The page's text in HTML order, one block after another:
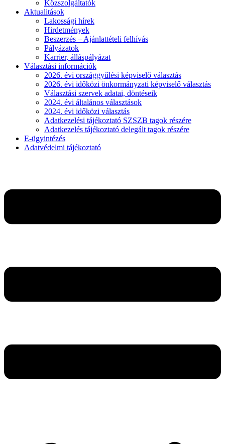
Közszolgáltatók
Aktualitások
Lakossági hírek
Hirdetmények
Beszerzés – Ajánlattételi felhívás
Pályázatok
Karrier, álláspályázat
Választási információk
2026. évi országgyűlési képviselő választás
2026. évi időközi önkormányzati képviselő választás
Választási szervek adatai, döntéseik
2024. évi általános választások
2024. évi időközi választás
Adatkezelési tájékoztató SZSZB tagok részére
Adatkezelés tájékoztató delegált tagok részére
E-ügyintézés
Adatvédelmi tájékoztató